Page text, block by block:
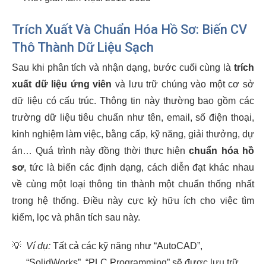
Trích Xuất Và Chuẩn Hóa Hồ Sơ: Biến CV
Thô Thành Dữ Liệu Sạch
Sau khi phân tích và nhận dạng, bước cuối cùng là trích
xuất dữ liệu ứng viên và lưu trữ chúng vào một cơ sở
dữ liệu có cấu trúc. Thông tin này thường bao gồm các
trường dữ liệu tiêu chuẩn như tên, email, số điện thoại,
kinh nghiệm làm việc, bằng cấp, kỹ năng, giải thưởng, dự
án… Quá trình này đồng thời thực hiệnchuẩn hóa hồ
sơ, tức là biến các định dạng, cách diễn đạt khác nhau
về cùng một loại thông tin thành một chuẩn thống nhất
trong hệ thống. Điều này cực kỳ hữu ích cho việc tìm
kiếm, lọc và phân tích sau này.
💡 Ví dụ: Tất cả các kỹ năng như “AutoCAD”,